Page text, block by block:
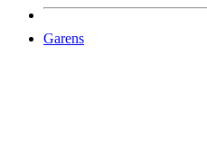
Garens